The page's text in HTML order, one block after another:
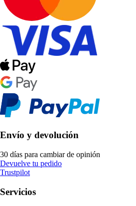
Envío y devolución
30 días para cambiar de opinión
Devuelve tu pedido
Trustpilot
Servicios